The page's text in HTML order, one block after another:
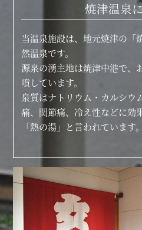
焼津温泉
当温泉施設は、地元焼津の「
然温泉です。
源泉の湧主地は焼津中港で、
噴しています。
泉質はナトリウム・カルシウ
痛、関節痛、冷え性などに効
「熱の湯」と言われています。